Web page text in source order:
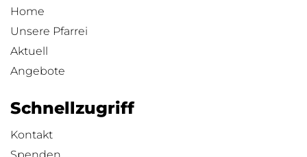
Home
Unsere Pfarrei
Aktuell
Angebote
Schnellzugriff
Kontakt